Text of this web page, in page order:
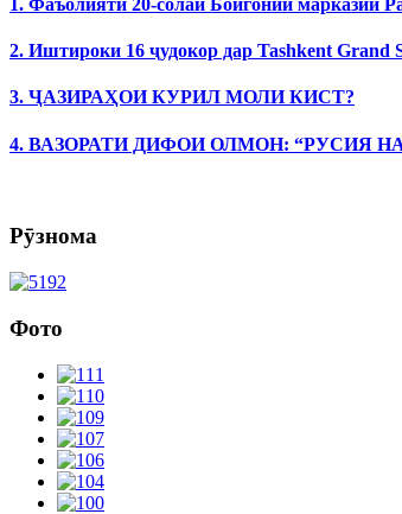
2. Иштироки 16 ҷудокор дар Tashkent Grand
3. ҶАЗИРАҲОИ КУРИЛ МОЛИ КИСТ?
4. ВАЗОРАТИ ДИФОИ ОЛМОН: “РУСИЯ
Рӯзнома
Фото